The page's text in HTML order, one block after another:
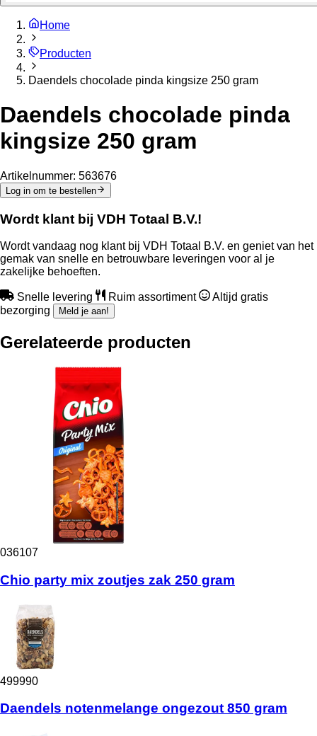
Home
Producten
Daendels chocolade pinda kingsize 250 gram
Daendels chocolade pinda
kingsize 250 gram
Artikelnummer: 563676
Log in om te bestellen
Wordt klant bij VDH Totaal B.V.!
Wordt vandaag nog klant bij VDH Totaal B.V. en geniet van het
gemak van snelle en betrouwbare leveringen voor al je
zakelijke behoeften.
Snelle levering Ruim assortiment
Altijd gratis
bezorging
Meld je aan!
Gerelateerde producten
036107
Chio party mix zoutjes zak 250 gram
499990
Daendels notenmelange ongezout 850 gram